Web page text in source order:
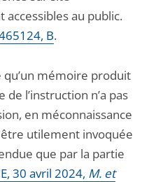
au public.
B.
qu’un mémoire produit
l’instruction n’a pas
en méconnaissance
utilement invoquée
que par la partie
30 avril 2024, M. et